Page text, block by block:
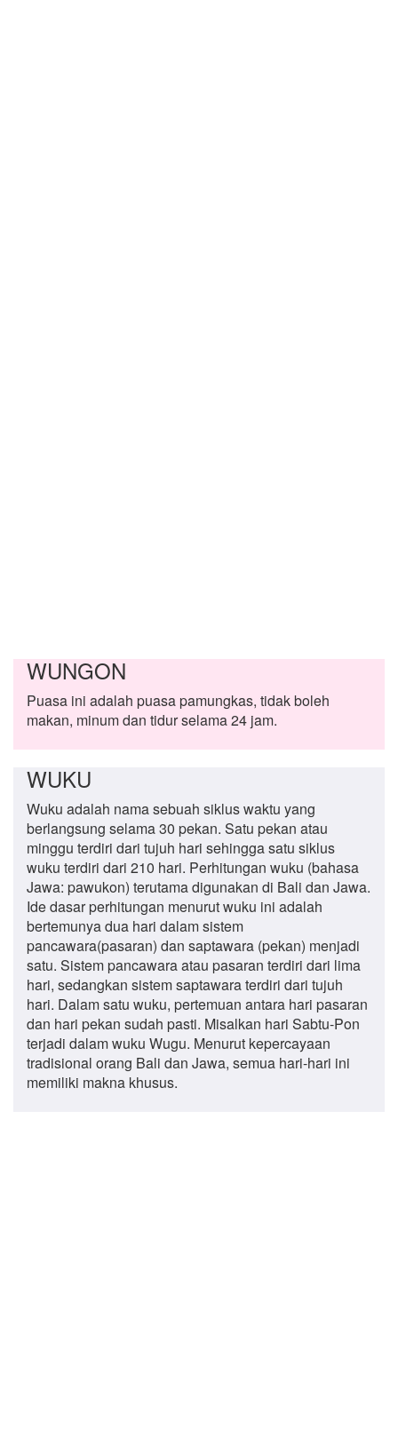
WUNGON
Puasa ini adalah puasa pamungkas, tidak boleh
makan, minum dan tidur selama 24 jam.
WUKU
Wuku adalah nama sebuah siklus waktu yang
berlangsung selama 30 pekan. Satu pekan atau
minggu terdiri dari tujuh hari sehingga satu siklus
wuku terdiri dari 210 hari. Perhitungan wuku (bahasa
Jawa: pawukon) terutama digunakan di Bali dan Jawa.
Ide dasar perhitungan menurut wuku ini adalah
bertemunya dua hari dalam sistem
pancawara(pasaran) dan saptawara (pekan) menjadi
satu. Sistem pancawara atau pasaran terdiri dari lima
hari, sedangkan sistem saptawara terdiri dari tujuh
hari. Dalam satu wuku, pertemuan antara hari pasaran
dan hari pekan sudah pasti. Misalkan hari Sabtu-Pon
terjadi dalam wuku Wugu. Menurut kepercayaan
tradisional orang Bali dan Jawa, semua hari-hari ini
memiliki makna khusus.